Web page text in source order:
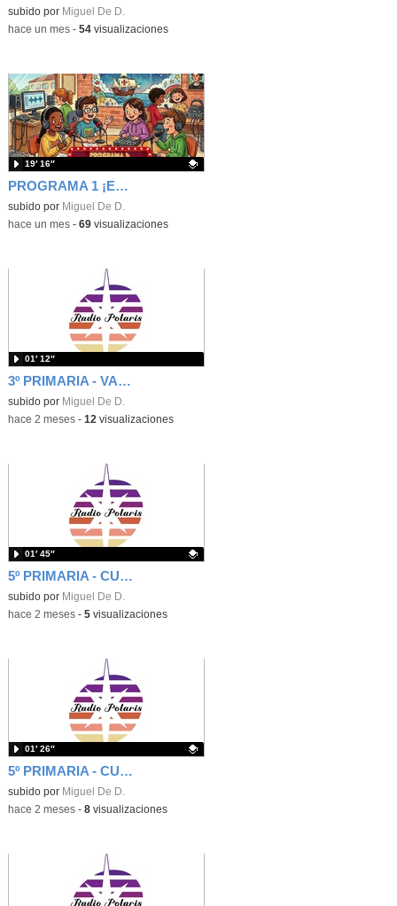
Contenido educativo.
subido por Miguel De D.
-hace un mes- 54visualizaciones
PROGRAMA 1 ¡EH, QUE ESTRENAMOS RADIO EN EL COLE! - RADIO POLARIS
Contenido educativo.
subido por Miguel De D.
19′ 16″
-hace un mes- 69visualizaciones
3º PRIMARIA - VALORES - CUÑA - INTERFERENCIAS DE RADIO - RADIO POLARIS
subido por Miguel De D.
01′ 12″
-hace 2 meses- 12 visualizaciones
5º PRIMARIA - CUÑA - SAL A LA CALLE Y VIVE EL MUNDO REAL
Contenido educativo.
subido por Miguel De D.
01′ 45″
-hace 2 meses- 5visualizaciones
5º PRIMARIA - CUÑA - UNA PEQUEÑA AYUDA ES MUCHO PARA OTROS
Contenido educativo.
subido por Miguel De D.
01′ 26″
-hace 2 meses- 8visualizaciones